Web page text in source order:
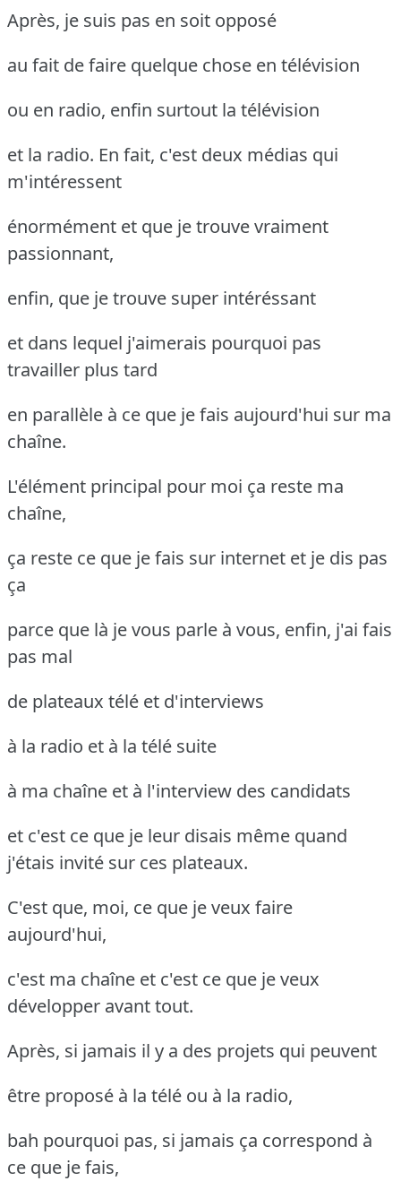
Après, je suis pas en soit opposé
au fait de faire quelque chose en télévision
ou en radio, enfin surtout la télévision
et la radio. En fait, c'est deux médias qui
m'intéressent
énormément et que je trouve vraiment
passionnant,
enfin, que je trouve super intéréssant
et dans lequel j'aimerais pourquoi pas
travailler plus tard
en parallèle à ce que je fais aujourd'hui sur ma
chaîne.
L'élément principal pour moi ça reste ma
chaîne,
ça reste ce que je fais sur internet et je dis pas
ça
parce que là je vous parle à vous, enfin, j'ai fais
pas mal
de plateaux télé et d'interviews
à la radio et à la télé suite
à ma chaîne et à l'interview des candidats
et c'est ce que je leur disais même quand
j'étais invité sur ces plateaux.
C'est que, moi, ce que je veux faire
aujourd'hui,
c'est ma chaîne et c'est ce que je veux
développer avant tout.
Après, si jamais il y a des projets qui peuvent
être proposé à la télé ou à la radio,
bah pourquoi pas, si jamais ça correspond à
ce que je fais,